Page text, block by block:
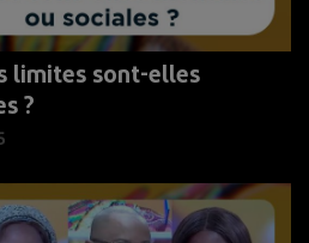
limites sont-elles
?